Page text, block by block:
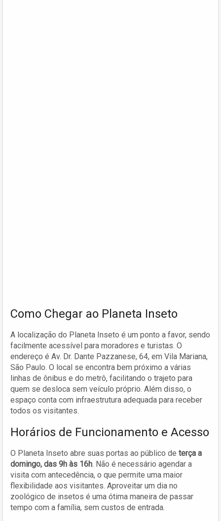
Como Chegar ao Planeta Inseto
A localização do Planeta Inseto é um ponto a favor, sendo
facilmente acessível para moradores e turistas. O
endereço é Av. Dr. Dante Pazzanese, 64, em Vila Mariana,
São Paulo. O local se encontra bem próximo a várias
linhas de ônibus e do metrô, facilitando o trajeto para
quem se desloca sem veículo próprio. Além disso, o
espaço conta com infraestrutura adequada para receber
todos os visitantes.
Horários de Funcionamento e Acesso
O Planeta Inseto abre suas portas ao público de terça a
domingo, das 9h às 16h. Não é necessário agendar a
visita com antecedência, o que permite uma maior
flexibilidade aos visitantes. Aproveitar um dia no
zoológico de insetos é uma ótima maneira de passar
tempo com a família, sem custos de entrada.